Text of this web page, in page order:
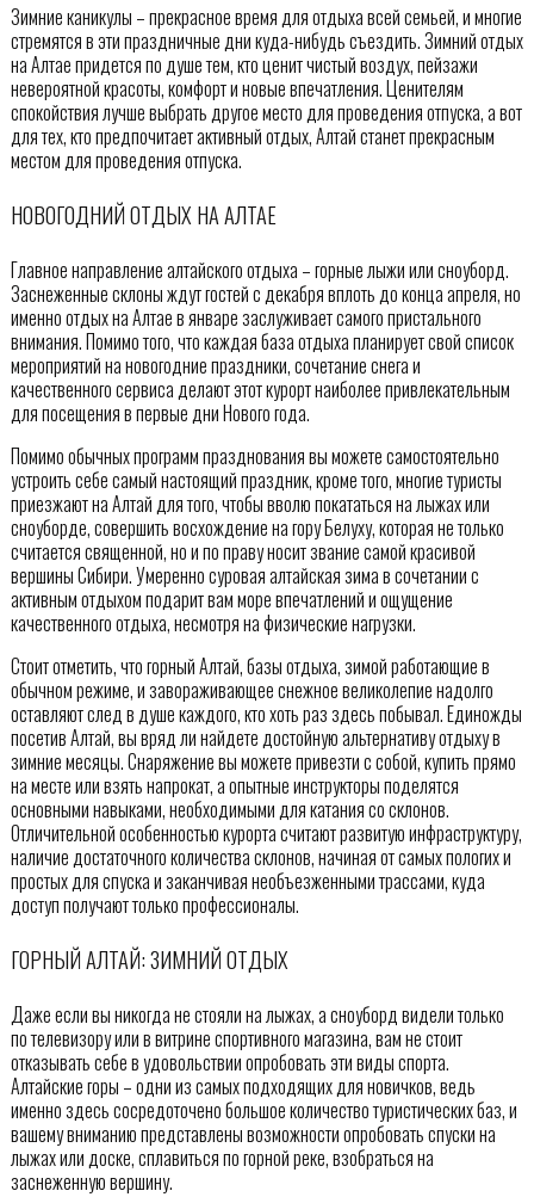
Зимние каникулы – прекрасное время для отдыха всей семьей, и многие
стремятся в эти праздничные дни куда-нибудь съездить. Зимний отдых
на Алтае придется по душе тем, кто ценит чистый воздух, пейзажи
невероятной красоты, комфорт и новые впечатления. Ценителям
спокойствия лучше выбрать другое место для проведения отпуска, а вот
для тех, кто предпочитает активный отдых, Алтай станет прекрасным
местом для проведения отпуска.
НОВОГОДНИЙ ОТДЫХ НА АЛТАЕ
Главное направление алтайского отдыха – горные лыжи или сноуборд.
Заснеженные склоны ждут гостей с декабря вплоть до конца апреля, но
именно отдых на Алтае в январе заслуживает самого пристального
внимания. Помимо того, что каждая база отдыха планирует свой список
мероприятий на новогодние праздники, сочетание снега и
качественного сервиса делают этот курорт наиболее привлекательным
для посещения в первые дни Нового года.
Помимо обычных программ празднования вы можете самостоятельно
устроить себе самый настоящий праздник, кроме того, многие туристы
приезжают на Алтай для того, чтобы вволю покататься на лыжах или
сноуборде, совершить восхождение на гору Белуху, которая не только
считается священной, но и по праву носит звание самой красивой
вершины Сибири. Умеренно суровая алтайская зима в сочетании с
активным отдыхом подарит вам море впечатлений и ощущение
качественного отдыха, несмотря на физические нагрузки.
Стоит отметить, что горный Алтай, базы отдыха, зимой работающие в
обычном режиме, и завораживающее снежное великолепие надолго
оставляют след в душе каждого, кто хоть раз здесь побывал. Единожды
посетив Алтай, вы вряд ли найдете достойную альтернативу отдыху в
зимние месяцы. Снаряжение вы можете привезти с собой, купить прямо
на месте или взять напрокат, а опытные инструкторы поделятся
основными навыками, необходимыми для катания со склонов.
Отличительной особенностью курорта считают развитую инфраструктуру,
наличие достаточного количества склонов, начиная от самых пологих и
простых для спуска и заканчивая необъезженными трассами, куда
доступ получают только профессионалы.
ГОРНЫЙ АЛТАЙ: ЗИМНИЙ ОТДЫХ
Даже если вы никогда не стояли на лыжах, а сноуборд видели только
по телевизору или в витрине спортивного магазина, вам не стоит
отказывать себе в удовольствии опробовать эти виды спорта.
Алтайские горы – одни из самых подходящих для новичков, ведь
именно здесь сосредоточено большое количество туристических баз, и
вашему вниманию представлены возможности опробовать спуски на
лыжах или доске, сплавиться по горной реке, взобраться на
заснеженную вершину.